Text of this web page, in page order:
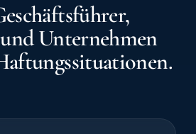
Unternehmen